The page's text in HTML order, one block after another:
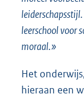
leerschool voor
moraal.»
Het
hieraan een